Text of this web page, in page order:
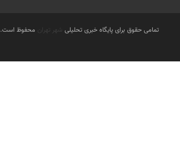
تمامی حقوق برای پایگاه خبری تحلیلی شهر تهران محفوظ است.